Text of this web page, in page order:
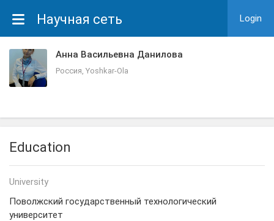
Научная сеть Login
Анна Васильевна Данилова
Россия, Yoshkar-Ola
Education
University
Поволжский государственный технологический
университет